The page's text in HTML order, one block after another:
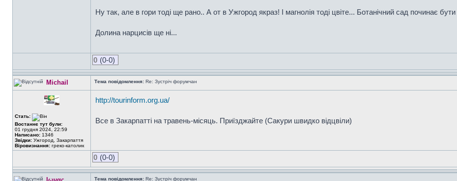
Ну так, але в гори тоді ще рано.. А от в Ужгород якраз! І магнолія тоді цвіте... Ботанічний сад починає бути
Долина нарцисів ще ні...
0 (0-0)
Michail Тема повідомлення: Re: Зустріч форумчан
Стать:
Востаннє тут були:
01 грудня 2024, 22:59
Написано: 1346
Звідки: Ужгород, Закарпаття
Віровизнання: греко-католик
http://tourinform.org.ua/
Все в Закарпатті на травень-місяць. Приїзджайте (Сакури швидко відцвіли)
0 (0-0)
Тема повідомлення: Re: Зустріч форумчан